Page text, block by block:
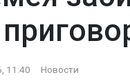
11:40 Новости